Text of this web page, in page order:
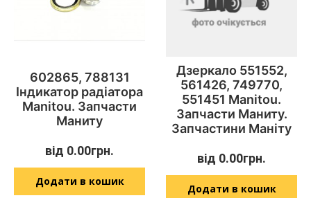
602865, 788131
Індикатор радіатора
Manitou. Запчасти
Маниту
від 0.00грн.
Додати в кошик
Дзеркало 551552,
561426, 749770,
551451 Manitou.
Запчасти Маниту.
Запчастини Маніту
від 0.00грн.
Додати в кошик